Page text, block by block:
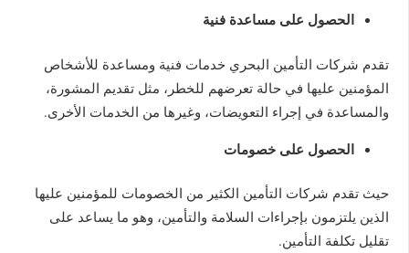
الحصول على مساعدة فنية
تقدم شركات التأمين البحري خدمات فنية ومساعدة للأشخاص
المؤمنين عليها في حالة تعرضهم للخطر، مثل تقديم المشورة،
والمساعدة في إجراء التعويضات، وغيرها من الخدمات الأخرى.
الحصول على خصومات
حيث تقدم شركات التأمين الكثير من الخصومات للمؤمنين عليها
الذين يلتزمون بإجراءات السلامة والتأمين، وهو ما يساعد على
تقليل تكلفة التأمين.